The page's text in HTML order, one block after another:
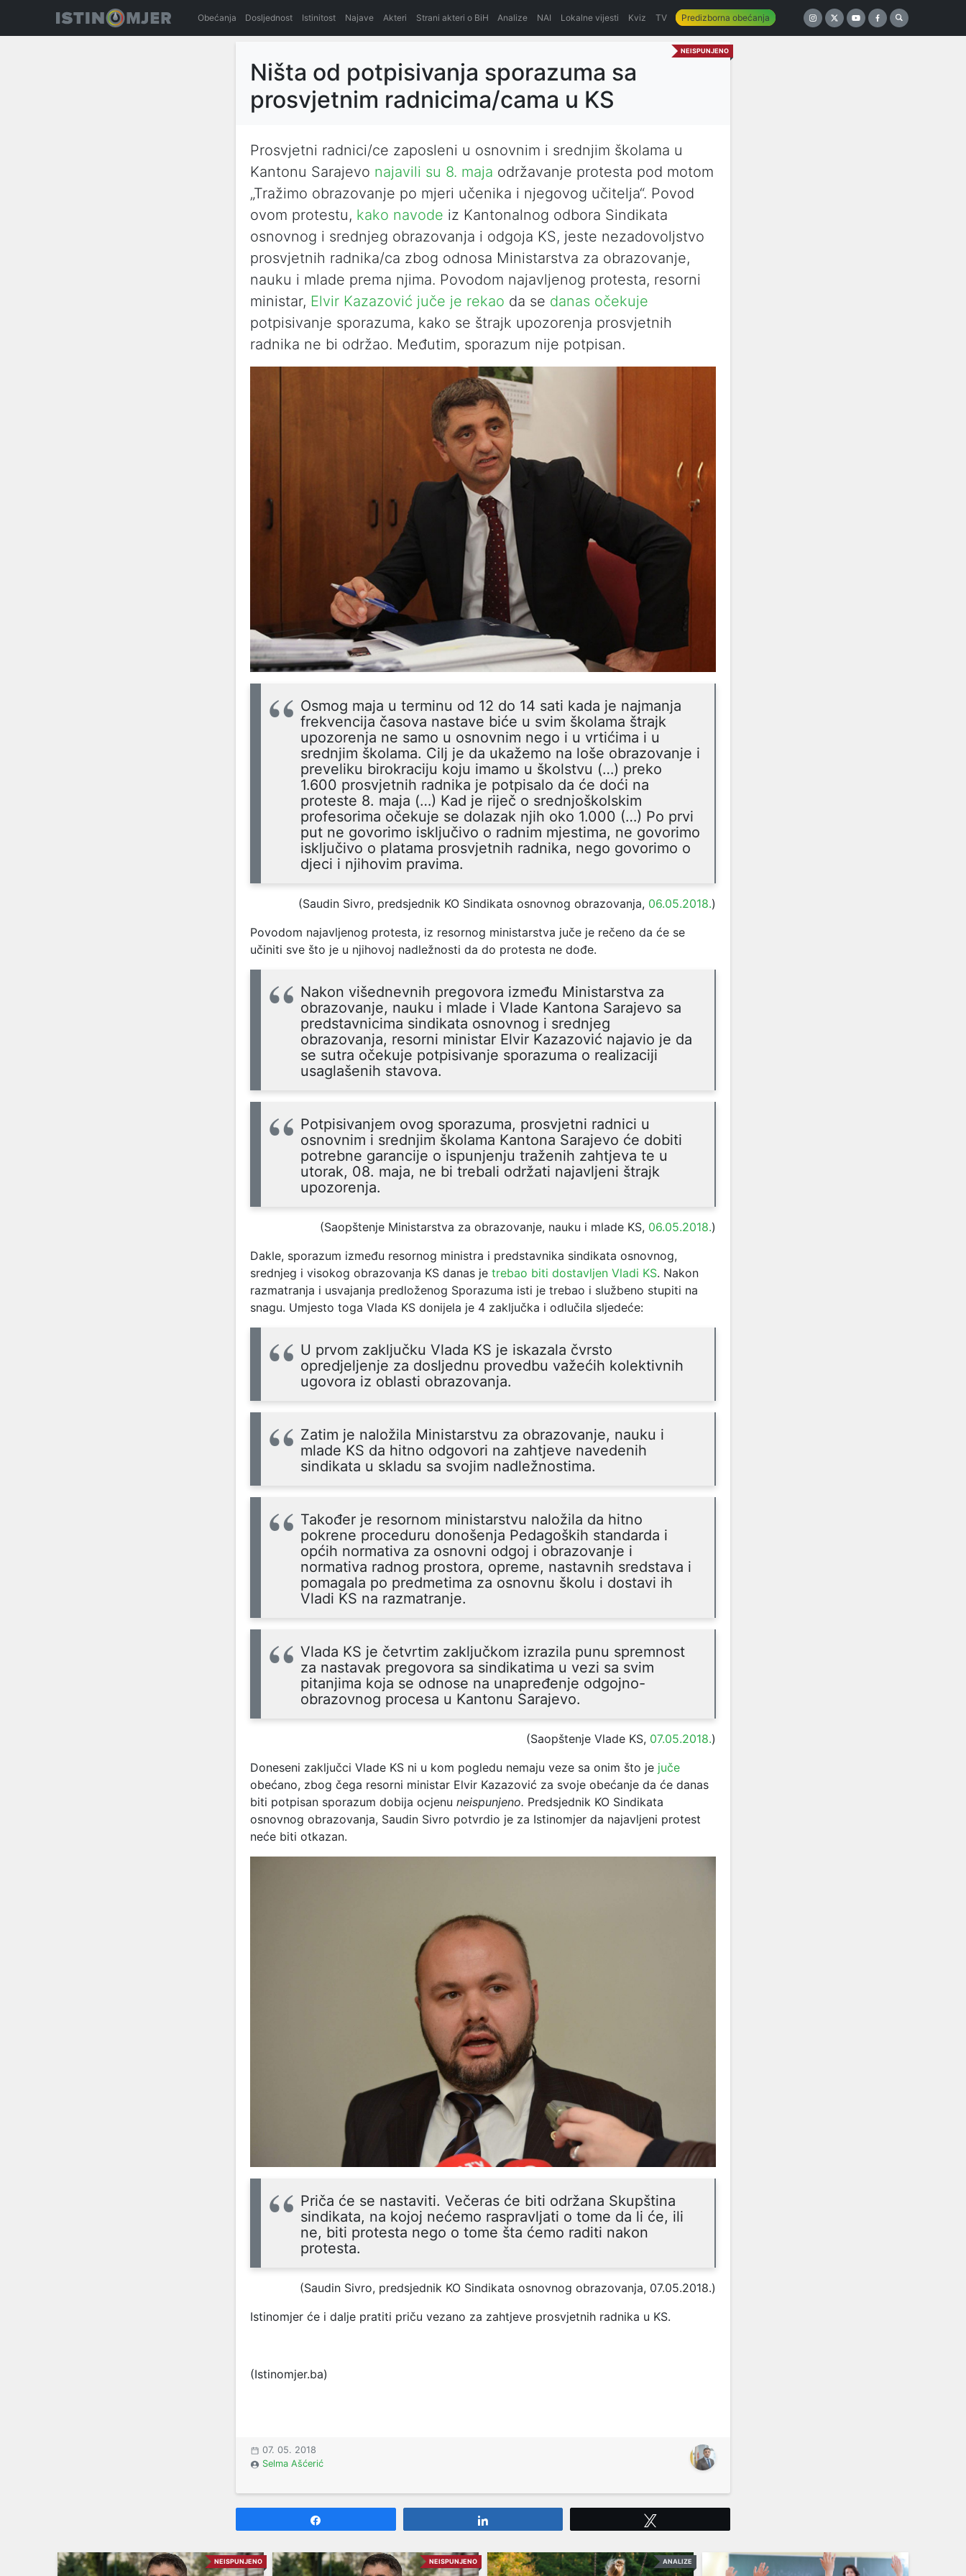
Obećanja Dosljednost Istinitost Najave Akteri Strani akteri o BiH Analize NAI Lokalne vijesti Kviz TV Predizborna obećanja
NEISPUNJENO
Ništa od potpisivanja sporazuma sa
prosvjetnim radnicima/cama u KS
Prosvjetni radnici/ce zaposleni u osnovnim i srednjim školama u
Kantonu Sarajevo najavili su 8. maja održavanje protesta pod motom
„Tražimo obrazovanje po mjeri učenika i njegovog učitelja“. Povod
ovom protestu, kako navode iz Kantonalnog odbora Sindikata
osnovnog i srednjeg obrazovanja i odgoja KS, jeste nezadovoljstvo
prosvjetnih radnika/ca zbog odnosa Ministarstva za obrazovanje,
nauku i mlade prema njima. Povodom najavljenog protesta, resorni
ministar, Elvir Kazazović juče je rekao da se danas očekuje
potpisivanje sporazuma, kako se štrajk upozorenja prosvjetnih
radnika ne bi održao. Međutim, sporazum nije potpisan.
Osmog maja u terminu od 12 do 14 sati kada je najmanja
frekvencija časova nastave biće u svim školama štrajk
upozorenja ne samo u osnovnim nego i u vrtićima i u
srednjim školama. Cilj je da ukažemo na loše obrazovanje i
preveliku birokraciju koju imamo u školstvu (…) preko
1.600 prosvjetnih radnika je potpisalo da će doći na
proteste 8. maja (…) Kad je riječ o srednjoškolskim
profesorima očekuje se dolazak njih oko 1.000 (…) Po prvi
put ne govorimo isključivo o radnim mjestima, ne govorimo
isključivo o platama prosvjetnih radnika, nego govorimo o
djeci i njihovim pravima.
(Saudin Sivro, predsjednik KO Sindikata osnovnog obrazovanja, 06.05.2018.)
Povodom najavljenog protesta, iz resornog ministarstva juče je rečeno da će se
učiniti sve što je u njihovoj nadležnosti da do protesta ne dođe.
Nakon višednevnih pregovora između Ministarstva za
obrazovanje, nauku i mlade i Vlade Kantona Sarajevo sa
predstavnicima sindikata osnovnog i srednjeg
obrazovanja, resorni ministar Elvir Kazazović najavio je da
se sutra očekuje potpisivanje sporazuma o realizaciji
usaglašenih stavova.
Potpisivanjem ovog sporazuma, prosvjetni radnici u
osnovnim i srednjim školama Kantona Sarajevo će dobiti
potrebne garancije o ispunjenju traženih zahtjeva te u
utorak, 08. maja, ne bi trebali održati najavljeni štrajk
upozorenja.
(Saopštenje Ministarstva za obrazovanje, nauku i mlade KS, 06.05.2018.)
Dakle, sporazum između resornog ministra i predstavnika sindikata osnovnog,
srednjeg i visokog obrazovanja KS danas je trebao biti dostavljen Vladi KS. Nakon
razmatranja i usvajanja predloženog Sporazuma isti je trebao i službeno stupiti na
snagu. Umjesto toga Vlada KS donijela je 4 zaključka i odlučila sljedeće:
U prvom zaključku Vlada KS je iskazala čvrsto
opredjeljenje za dosljednu provedbu važećih kolektivnih
ugovora iz oblasti obrazovanja.
Zatim je naložila Ministarstvu za obrazovanje, nauku i
mlade KS da hitno odgovori na zahtjeve navedenih
sindikata u skladu sa svojim nadležnostima.
Također je resornom ministarstvu naložila da hitno
pokrene proceduru donošenja Pedagoških standarda i
općih normativa za osnovni odgoj i obrazovanje i
normativa radnog prostora, opreme, nastavnih sredstava i
pomagala po predmetima za osnovnu školu i dostavi ih
Vladi KS na razmatranje.
Vlada KS je četvrtim zaključkom izrazila punu spremnost
za nastavak pregovora sa sindikatima u vezi sa svim
pitanjima koja se odnose na unapređenje odgojno-
obrazovnog procesa u Kantonu Sarajevo.
(Saopštenje Vlade KS, 07.05.2018.)
Doneseni zaključci Vlade KS ni u kom pogledu nemaju veze sa onim što je juče
obećano, zbog čega resorni ministar Elvir Kazazović za svoje obećanje da će danas
biti potpisan sporazum dobija ocjenu neispunjeno. Predsjednik KO Sindikata
osnovnog obrazovanja, Saudin Sivro potvrdio je za Istinomjer da najavljeni protest
neće biti otkazan.
Priča će se nastaviti. Večeras će biti održana Skupština
sindikata, na kojoj nećemo raspravljati o tome da li će, ili
ne, biti protesta nego o tome šta ćemo raditi nakon
protesta.
(Saudin Sivro, predsjednik KO Sindikata osnovnog obrazovanja, 07.05.2018.)
Istinomjer će i dalje pratiti priču vezano za zahtjeve prosvjetnih radnika u KS.
(Istinomjer.ba)
07. 05. 2018
Selma Ašćerić
NEISPUNJENO NEISPUNJENO ANALIZE